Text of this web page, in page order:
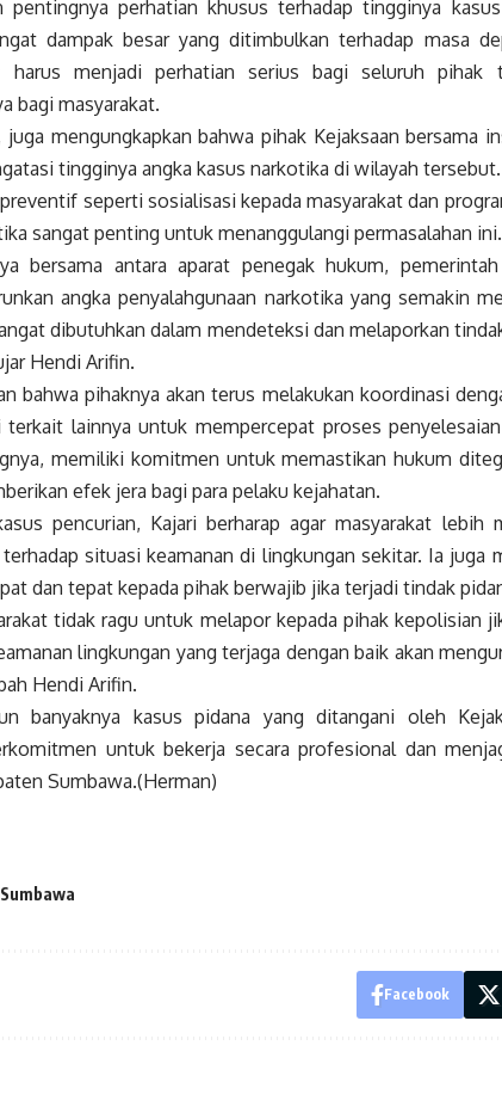
pentingnya perhatian khusus terhadap tingginya
dampak besar yang ditimbulkan terhadap masa
harus menjadi perhatian serius bagi seluruh pihak
bagi masyarakat.
mengungkapkan bahwa pihak Kejaksaan bersama
tingginya angka kasus narkotika di wilayah tersebut.
seperti sosialisasi kepada masyarakat dan
sangat penting untuk menanggulangi permasalahan ini.
bersama antara aparat penegak hukum,
angka penyalahgunaan narkotika yang semakin
dibutuhkan dalam mendeteksi dan melaporkan
Hendi Arifin.
bahwa pihaknya akan terus melakukan koordinasi
lainnya untuk mempercepat proses
memiliki komitmen untuk memastikan hukum
efek jera bagi para pelaku kejahatan.
pencurian, Kajari berharap agar masyarakat lebih
situasi keamanan di lingkungan sekitar. Ia juga
dan tepat kepada pihak berwajib jika terjadi tindak
tidak ragu untuk melapor kepada pihak kepolisian
lingkungan yang terjaga dengan baik akan
Hendi Arifin.
banyaknya kasus pidana yang ditangani oleh
untuk bekerja secara profesional dan
Sumbawa.(Herman)
Facebook